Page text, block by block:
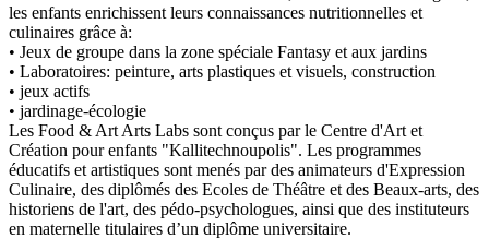
les enfants enrichissent leurs connaissances nutritionnelles et
culinaires grâce à:
• Jeux de groupe dans la zone spéciale Fantasy et aux jardins
• Laboratoires: peinture, arts plastiques et visuels, construction
• jeux actifs
• jardinage-écologie
Les Food & Art Arts Labs sont conçus par le Centre d'Art et
Création pour enfants "Kallitechnoupolis". Les programmes
éducatifs et artistiques sont menés par des animateurs d'Expression
Culinaire, des diplômés des Ecoles de Théâtre et des Beaux-arts, des
historiens de l'art, des pédo-psychologues, ainsi que des instituteurs
en maternelle titulaires d’un diplôme universitaire.